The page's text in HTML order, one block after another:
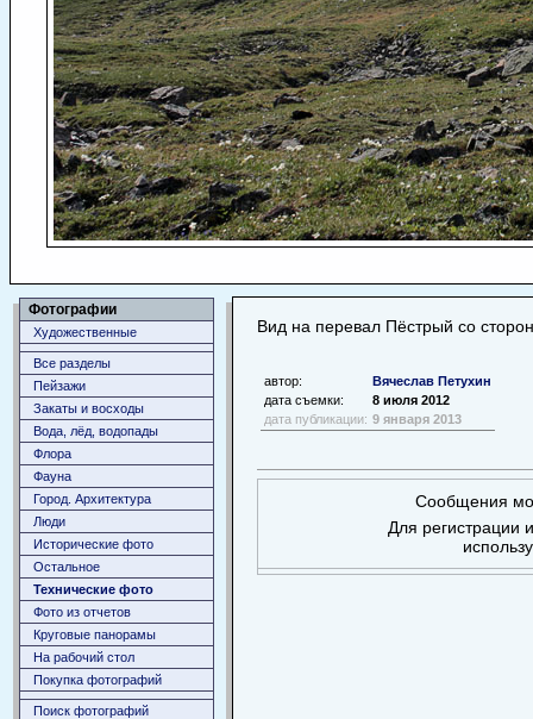
Фотографии
Художественные
Все разделы
Пейзажи
Закаты и восходы
Вода, лёд, водопады
Флора
Фауна
Город. Архитектура
Люди
Исторические фото
Остальное
Технические фото
Фото из отчетов
Круговые панорамы
На рабочий стол
Покупка фотографий
Поиск фотографий
Вид на перевал Пёстрый со
автор:
Вячеслав Петухин
дата съемки:
8 июля 2012
дата публикации: 9 января 2013
Сообщения
Для регистрации